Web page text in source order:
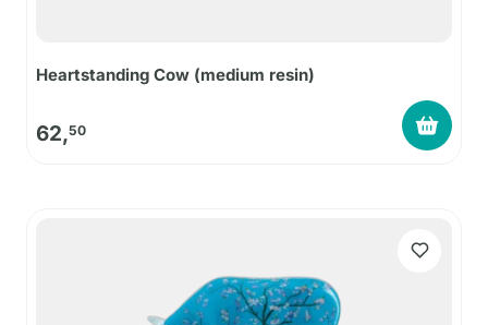
Heartstanding Cow (medium resin)
62,50